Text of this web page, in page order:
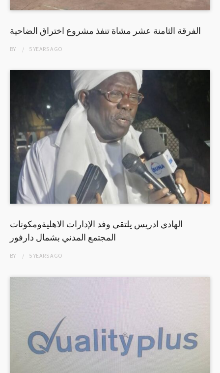
الفرقة الثامنة عشر مشاة تنفذ مشروع اختراق الضاحية
BY 5 YEARSAGO
الهادي ادريس يلتقي وفد الإدارات الاهليةومكونات
المجتمع المدني بشمال دارفور
BY 5 YEARSAGO